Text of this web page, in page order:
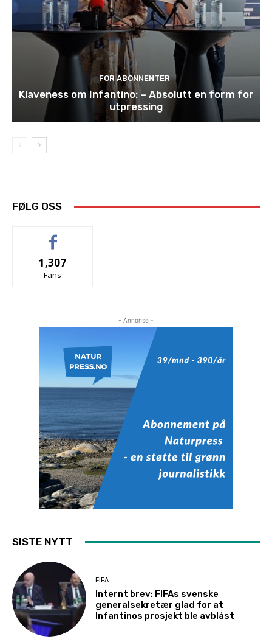
FOR ABONNENTER
Klaveness om Infantino: – Absolutt en form for
utpressing
FØLG OSS
1,307
Fans
- Annonse -
SISTE NYTT
FIFA
Internt brev: FIFAs svenske
generalsekretær glad for at
Infantinos prosjekt ble avblåst